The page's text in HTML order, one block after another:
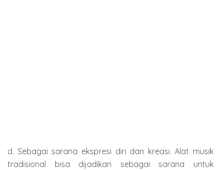
d. Sebagai sarana ekspresi diri dan kreasi. Alat musik
tradisional bisa dijadikan sebagai sarana untuk